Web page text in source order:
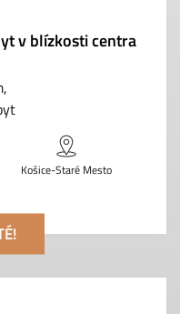
v blízkosti centra
Košice-Staré Mesto